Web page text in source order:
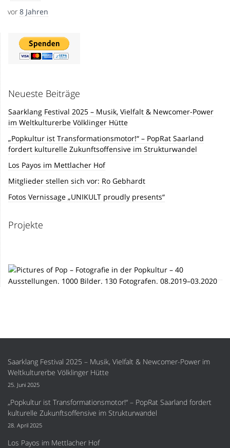
vor 8 Jahren
Neueste Beiträge
Saarklang Festival 2025 – Musik, Vielfalt & Newcomer-Power
im Weltkulturerbe Völklinger Hütte
„Popkultur ist Transformationsmotor!“ – PopRat Saarland
fordert kulturelle Zukunftsoffensive im Strukturwandel
Los Payos im Mettlacher Hof
Mitglieder stellen sich vor: Ro Gebhardt
Fotos Vernissage „UNIKULT proudly presents“
Projekte
Saarklang Festival 2025 – Musik, Vielfalt & Newcomer-Power im
Weltkulturerbe Völklinger Hütte
25. Juni 2025
„Popkultur ist Transformationsmotor!“ – PopRat Saarland fordert
kulturelle Zukunftsoffensive im Strukturwandel
28. April 2025
Los Payos im Mettlacher Hof